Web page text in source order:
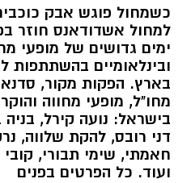
כשמחול פוגש אבק
למחול אשדודאנס חוזר
ימים גדושים של מופעי
ובינלאומיים בהשתתפות
בארץ. הפקות מקור,
מחו"ל, מופעי מחווה
בישראל: נועה קירל, בניה
דני רובס, להקת שלווה,
חאמתי, שימי תבורי,
ועוד. כל הפרטים בפנים